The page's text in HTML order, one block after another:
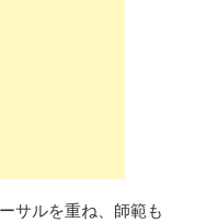
サルを重ね、師範も